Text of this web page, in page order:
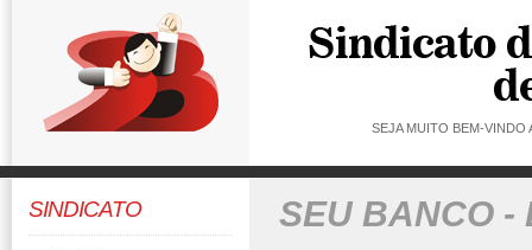
SEJA MUITO BEM-
SINDICATO SEU BANCO -